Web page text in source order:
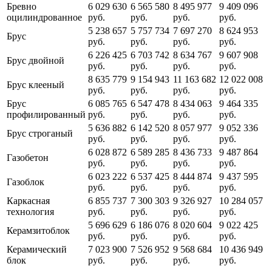
Бревно
оцилиндрованное
6 029 630
руб.
6 565 580
руб.
8 495 977
руб.
9 409 096
руб.
Брус
5 238 657
руб.
5 757 734
руб.
7 697 270
руб.
8 624 953
руб.
Брус двойной
6 226 425
руб.
6 703 742
руб.
8 634 767
руб.
9 607 908
руб.
Брус клееный
8 635 779
руб.
9 154 943
руб.
11 163 682
руб.
12 022 008
руб.
Брус
профилированный
6 085 765
руб.
6 547 478
руб.
8 434 063
руб.
9 464 335
руб.
Брус строганый
5 636 882
руб.
6 142 520
руб.
8 057 977
руб.
9 052 336
руб.
Газобетон
6 028 872
руб.
6 589 285
руб.
8 436 733
руб.
9 487 864
руб.
Газоблок
6 023 222
руб.
6 537 425
руб.
8 444 874
руб.
9 437 595
руб.
Каркасная
технология
6 855 737
руб.
7 300 303
руб.
9 326 927
руб.
10 284 057
руб.
Керамзитоблок
5 696 629
руб.
6 186 076
руб.
8 020 604
руб.
9 022 425
руб.
Керамический
блок
7 023 900
руб.
7 526 952
руб.
9 568 684
руб.
10 436 949
руб.